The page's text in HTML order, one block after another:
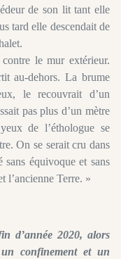
de son lit tant elle
tard elle descendait de
le mur extérieur.
au-dehors. La brume
le recouvrait d’un
pas plus d’un mètre
de l’éthologue se
On se serait cru dans
équivoque et sans
l’ancienne Terre. »
d’année 2020, alors
confinement et un